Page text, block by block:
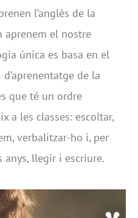
l’anglès de la
aprenem el nostre
única es basa en el
de la
que té un ordre
a les classes: escoltar,
verbalitzar-ho i, per
anys, llegir i escriure.